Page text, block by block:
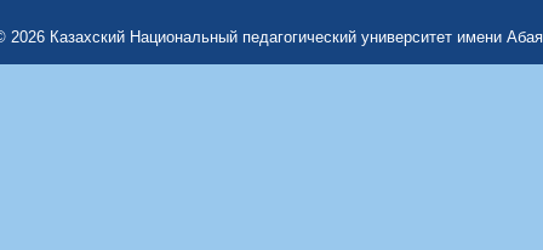
2026 Казахский Национальный педагогический университет имени Абая